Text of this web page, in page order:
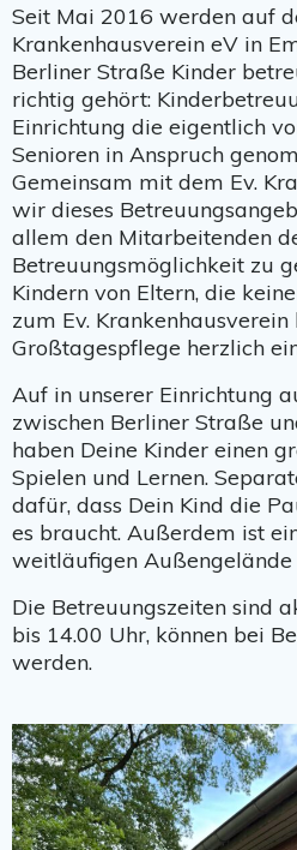
Seit Mai 2016 werden auf
Krankenhausverein eV in
Berliner Straße Kinder
richtig gehört:
Einrichtung die eigentlich
Senioren in Anspruch
Gemeinsam mit dem Ev.
wir dieses
allem den Mitarbeitenden
Betreuungsmöglichkeit zu
Kindern von Eltern, die
zum Ev.
Großtagespflege herzlich
Auf in unserer Einrichtung
zwischen Berliner Straße
haben Deine Kinder einen
Spielen und Lernen.
dafür, dass Dein Kind die
es braucht. Außerdem ist
weitläufigen Außengelände
Die Betreuungszeiten sind
bis 14.00 Uhr, können bei
werden.